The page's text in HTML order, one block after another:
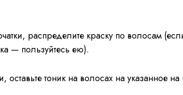
распределите краску по волосам
— пользуйтесь ею).
оставьте тоник на волосах на указанное